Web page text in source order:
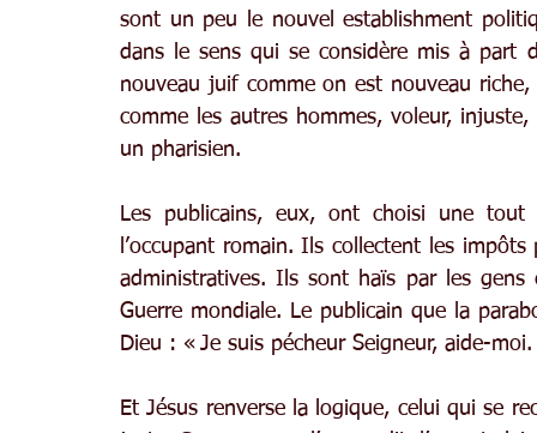
sont un peu le nouvel establishment
dans le sens qui se considère mis à part
nouveau juif comme on est nouveau
comme les autres hommes, voleur,
un pharisien.
Les publicains, eux, ont choisi une
l’occupant romain. Ils collectent les
administratives. Ils sont haïs par les gens
Guerre mondiale. Le publicain que la
Dieu : « Je suis pécheur Seigneur, aide-moi.
Et Jésus renverse la logique, celui qui se